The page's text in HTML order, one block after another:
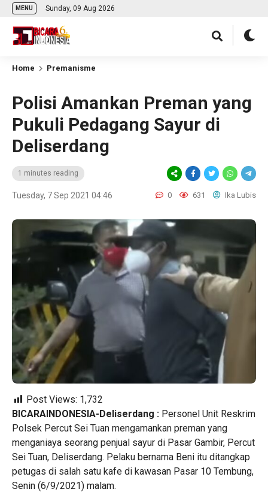
MENU Sunday, 09 Aug 2026
Home Premanisme
Polisi Amankan Preman yang
Pukuli Pedagang Sayur di
Deliserdang
1 minutes reading
Tuesday, 7 Sep 2021 04:46 0 631 Ika Lubis
Post Views: 1,732
BICARAINDONESIA-Deliserdang : Personel Unit Reskrim
Polsek Percut Sei Tuan mengamankan preman yang
menganiaya seorang penjual sayur di Pasar Gambir, Percut
Sei Tuan, Deliserdang. Pelaku bernama Beni itu ditangkap
petugas di salah satu kafe di kawasan Pasar 10 Tembung,
Senin (6/9/2021) malam.